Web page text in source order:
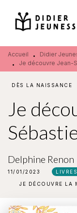
MENU
PIED DE PAGE
Accueil • Didier
•
Je découvre Jean-
DÈS LA NAISSANCE
Je
Delphine Renon
11/01/2023
JE DÉCOUVRE LA